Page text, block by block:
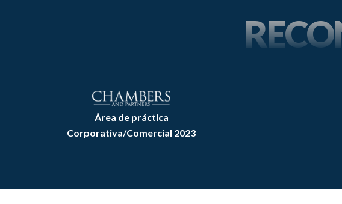
Área de práctica
Corporativa/Comercial 2023